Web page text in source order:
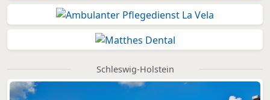
Schleswig-Holstein